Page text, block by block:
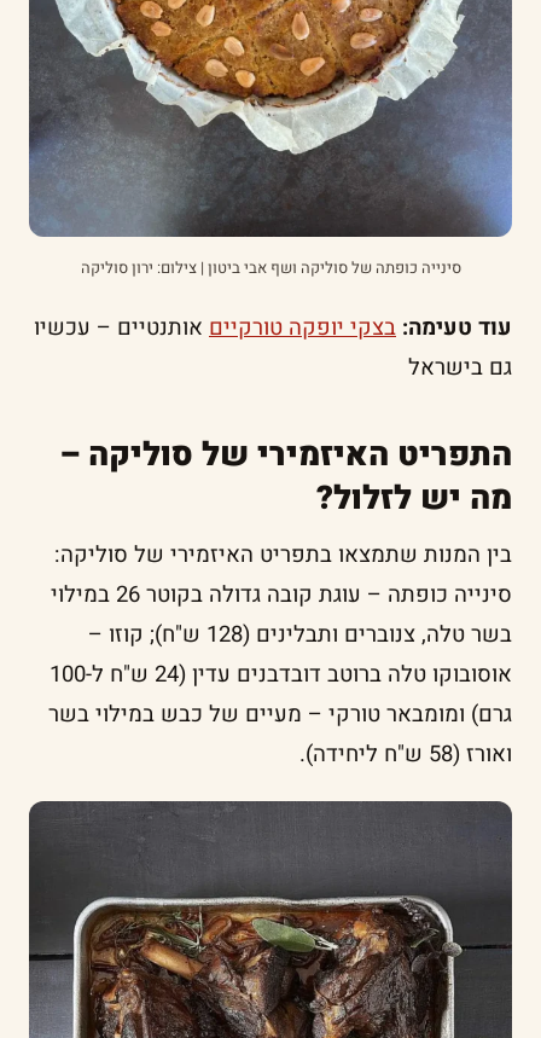
סינייה כופתה של סוליקה ושף אבי ביטון | צילום: ירון סוליקה
עוד טעימה: בצקי יופקה טורקיים אותנטיים – עכשיו
גם בישראל
התפריט האיזמירי של סוליקה –
מה יש לזלול?
בין המנות שתמצאו בתפריט האיזמירי של סוליקה:
סינייה כופתה – עוגת קובה גדולה בקוטר 26 במילוי
בשר טלה, צנוברים ותבלינים (128 ש"ח); קוזו –
אוסובוקו טלה ברוטב דובדבנים עדין (24 ש"ח ל-100
גרם) ומומבאר טורקי – מעיים של כבש במילוי בשר
ואורז (58 ש"ח ליחידה).